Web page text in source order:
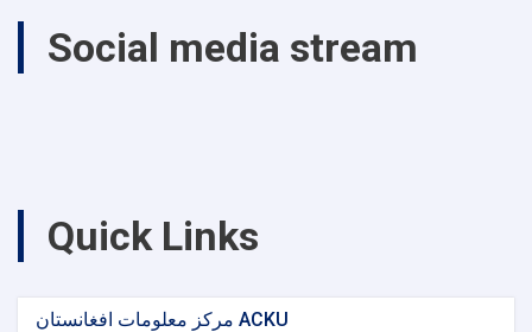
Social media stream
Quick Links
مرکز معلومات افغانستان ACKU